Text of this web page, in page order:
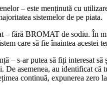
– este menținută cu
sistemelor de pe piata.
– fără BROMAT de sodiu. În
care să fie înaintea acestei
– s-ar putea să fiți interesat
De asemenea, au identificat că
continuă, expunerea zero